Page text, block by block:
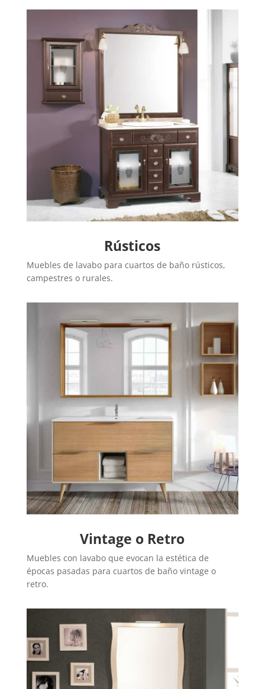
Rústicos
Muebles de lavabo para cuartos de baño rústicos,
campestres o rurales.
Vintage o Retro
Muebles con lavabo que evocan la estética de
épocas pasadas para cuartos de baño vintage o
retro.